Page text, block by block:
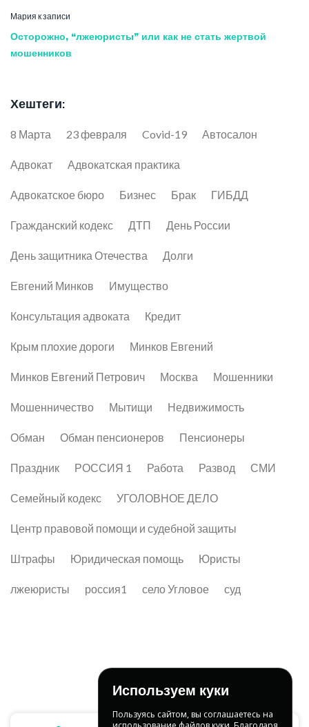
Мария к записи
Осторожно, “лжеюристы” или как не стать жертвой
мошенников
Хештеги:
8 Марта 23 февраля Covid-19 Автосалон
Адвокат Адвокатская практика
Адвокатское бюро Бизнес Брак ГИБДД
Гражданский кодекс ДТП День России
День защитника Отечества Долги
Евгений Минков Имущество
Консультация адвоката Кредит
Крым плохие дороги Минков Евгений
Минков Евгений Петрович Москва Мошенники
Мошенничество Мытищи Недвижимость
Обман Обман пенсионеров Пенсионеры
Праздник РОССИЯ 1 Работа Развод СМИ
Семейный кодекс УГОЛОВНОЕ ДЕЛО
Центр правовой помощи и судебной защиты
Штрафы Юридическая помощь Юристы
лжеюристы россия1 село Угловое суд
Используем куки
Пользуясь сайтом, вы соглашаетесь на